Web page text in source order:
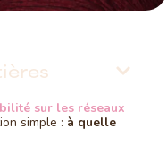
sur les réseaux
simple : à quelle